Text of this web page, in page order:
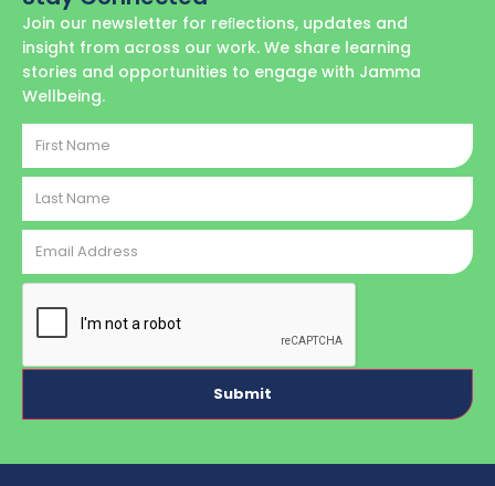
Join our newsletter for reﬂections, updates and
insight from across our work. We share learning
stories and opportunities to engage with Jamma
Wellbeing.
First
Name
Last
Name
Email
Address
CAPTCHA